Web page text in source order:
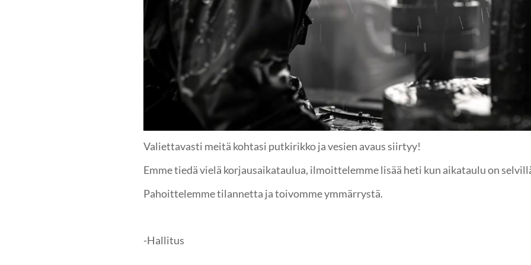
Valiettavasti meitä kohtasi putkirikko ja vesien avaus siirtyy!
Emme tiedä vielä korjausaikataulua, ilmoittelemme lisää heti kun aikataulu on
Pahoittelemme tilannetta ja toivomme ymmärrystä.
-Hallitus